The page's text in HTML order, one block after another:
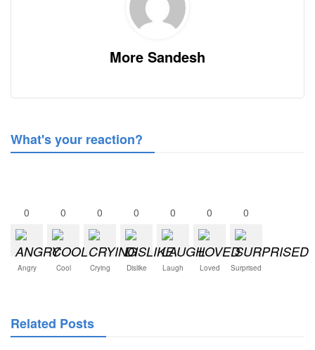
More Sandesh
What's your reaction?
0
Angry
0
Cool
0
Crying
0
Dislike
0
Laugh
0
Loved
0
Surprised
Related Posts